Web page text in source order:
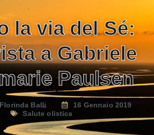
la via del Sé:
a Gabriele
Paulsen
Florinda Balli
16 Gennaio 2019
Salute olistica